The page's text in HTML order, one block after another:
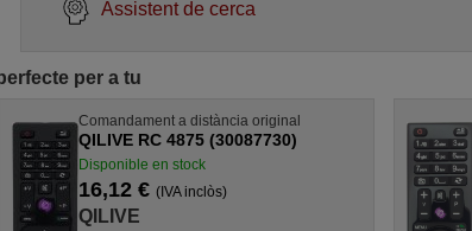
Assistent de cerca
per a tu
Comandament a distància original
QILIVE RC 4875 (30087730)
Disponible en stock
16,12 € (IVA inclòs)
QILIVE